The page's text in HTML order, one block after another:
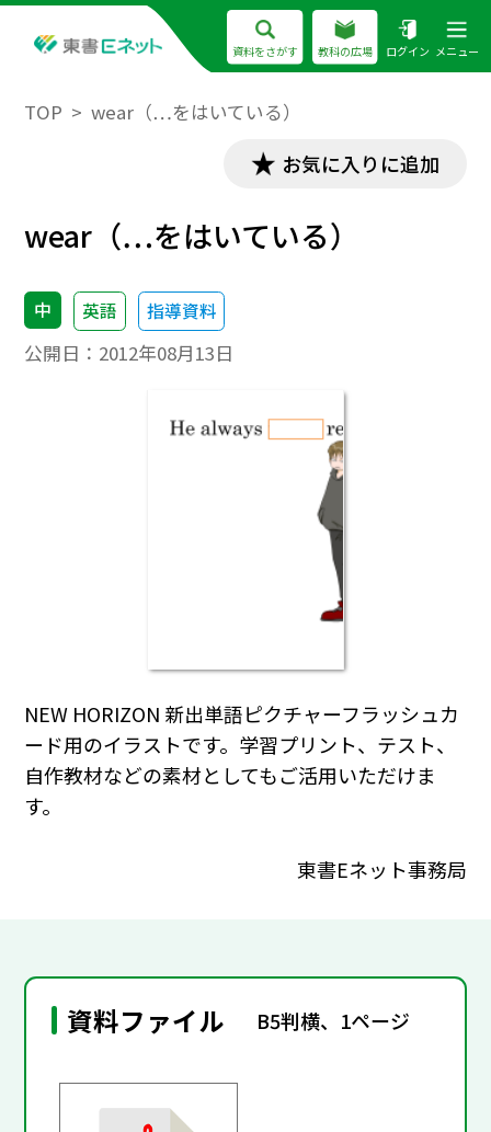
資料をさがす 教科の広場 ログイン メニュー
TOP wear（…をはいている）
お気に入りに追加
wear（…をはいている）
中 英語 指導資料
公開日： 2012年08月13日
NEW HORIZON 新出単語ピクチャーフラッシュカ
ード用のイラストです。学習プリント、テスト、
自作教材などの素材としてもご活用いただけま
す。
東書Eネット事務局
資料ファイル B5判横、1ページ